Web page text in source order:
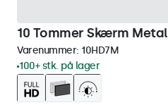
10 Tommer Skærm Metal
Varenummer: 10HD7M
100+ stk. på lager